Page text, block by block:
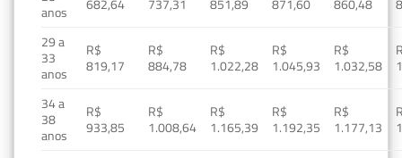
anos
682,64
737,31
851,89
871,60
860,48
29 a
33
anos
R$
819,17
R$
884,78
R$
1.022,28
R$
1.045,93
R$
1.032,58
34 a
38
anos
R$
933,85
R$
1.008,64
R$
1.165,39
R$
1.192,35
R$
1.177,13